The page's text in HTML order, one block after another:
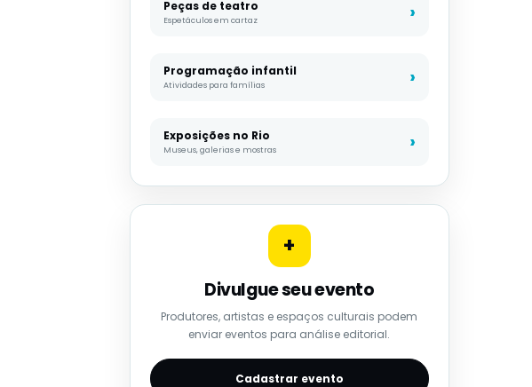
Peças de teatro
Espetáculos em cartaz
Programação infantil
Atividades para famílias
Exposições no Rio
Museus, galerias e mostras
+
Divulgue seu evento
Produtores, artistas e espaços culturais podem
enviar eventos para análise editorial.
Cadastrar evento